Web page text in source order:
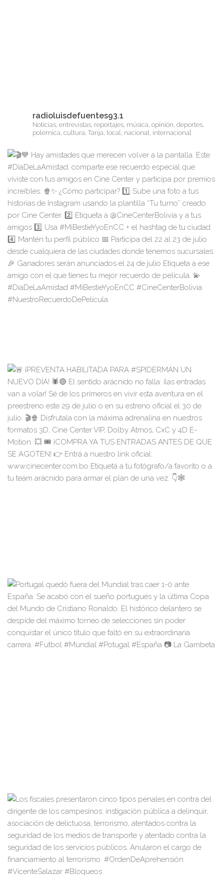
radioluisdefuentes93.1
Noticias, entrevistas, reportajes, música, opinión, deportes,
polémica, cultura, Tarija, local, nacional, internacional